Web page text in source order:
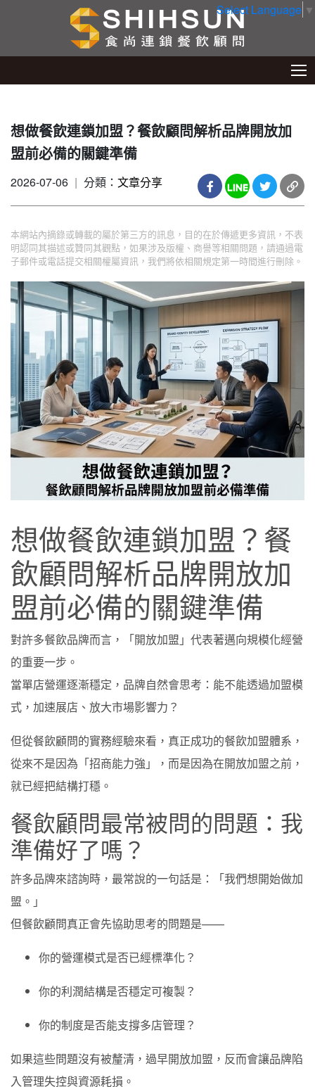
Select Language ▼
想做餐飲連鎖加盟？餐飲顧問解析品牌開放加
盟前必備的關鍵準備
2026-07-06 | 分類： 文章分享
本網站內摘錄或轉載的屬於第三方的訊息，目的在於傳遞更多資訊，不表
明認同其描述或贊同其觀點，如果涉及版權、商譽等相關問題，請通過電
子郵件或電話提交相關權屬資訊，我們將依相關規定第一時間進行刪除。
想做餐飲連鎖加盟？餐
飲顧問解析品牌開放加
盟前必備的關鍵準備
對許多餐飲品牌而言，「開放加盟」代表著邁向規模化經營
的重要一步。
當單店營運逐漸穩定，品牌自然會思考：能不能透過加盟模
式，加速展店、放大市場影響力？
但從餐飲顧問的實務經驗來看，真正成功的餐飲加盟體系，
從來不是因為「招商能力強」，而是因為在開放加盟之前，
就已經把結構打穩。
餐飲顧問最常被問的問題：我
準備好了嗎？
許多品牌來諮詢時，最常說的一句話是：「我們想開始做加
盟。」
但餐飲顧問真正會先協助思考的問題是——
你的營運模式是否已經標準化？
你的利潤結構是否穩定可複製？
你的制度是否能支撐多店管理？
如果這些問題沒有被釐清，過早開放加盟，反而會讓品牌陷
入管理失控與資源耗損。